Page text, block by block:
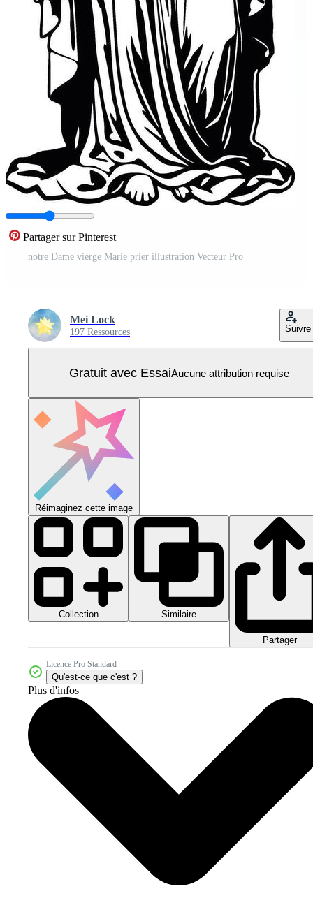
Partager sur Pinterest
notre Dame vierge Marie prier illustration Vecteur Pro
Mei Lock
197 Ressources Suivre
Gratuit avec EssaiAucune attribution requise
Réimaginez cette image
Collection Similaire
Partager
Licence Pro Standard
Qu'est-ce que c'est ?
Plus d'infos